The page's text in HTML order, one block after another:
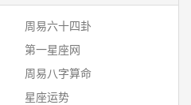
周易六十四卦
第一星座网
周易八字算命
星座运势